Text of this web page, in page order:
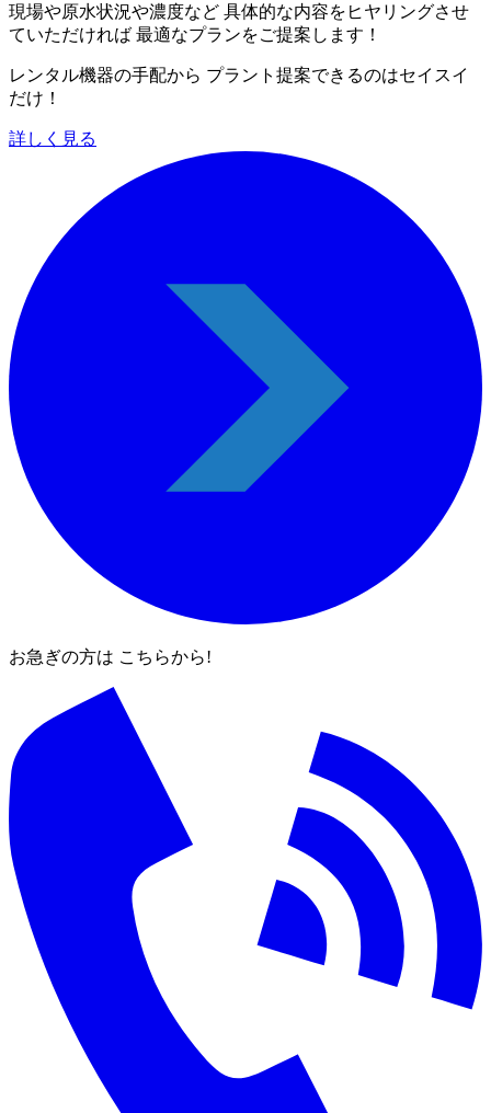
現場や原水状況や濃度など 具体的な内容をヒヤリングさせ
ていただければ 最適なプランをご提案します！
レンタル機器の手配から プラント提案できるのはセイスイ
だけ！
詳しく見る
お急ぎの方は こちらから!